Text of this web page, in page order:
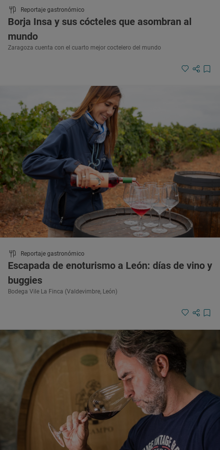
Reportaje gastronómico
Borja Insa y sus cócteles que asombran al
mundo
Zaragoza cuenta con el cuarto mejor coctelero del mundo
Reportaje gastronómico
Escapada de enoturismo a León: días de vino y
buggies
Bodega Vile La Finca (Valdevimbre, León)